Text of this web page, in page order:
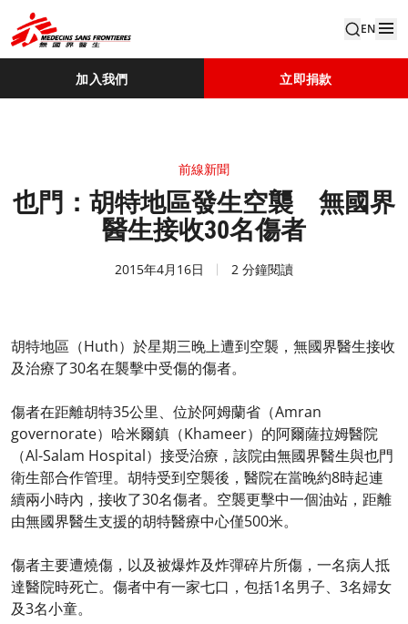
EN
加入我們 立即捐款
前線新聞
也門：胡特地區發生空襲 無國界
醫生接收30名傷者
2015年4月16日 2 分鐘閱讀
胡特地區（Huth）於星期三晚上遭到空襲，無國界醫生接收
及治療了30名在襲擊中受傷的傷者。
傷者在距離胡特35公里、位於阿姆蘭省（Amran
governorate）哈米爾鎮（Khameer）的阿爾薩拉姆醫院
（Al-Salam Hospital）接受治療，該院由無國界醫生與也門
衛生部合作管理。胡特受到空襲後，醫院在當晚約8時起連
續兩小時內，接收了30名傷者。空襲更擊中一個油站，距離
由無國界醫生支援的胡特醫療中心僅500米。
傷者主要遭燒傷，以及被爆炸及炸彈碎片所傷，一名病人抵
達醫院時死亡。傷者中有一家七口，包括1名男子、3名婦女
及3名小童。